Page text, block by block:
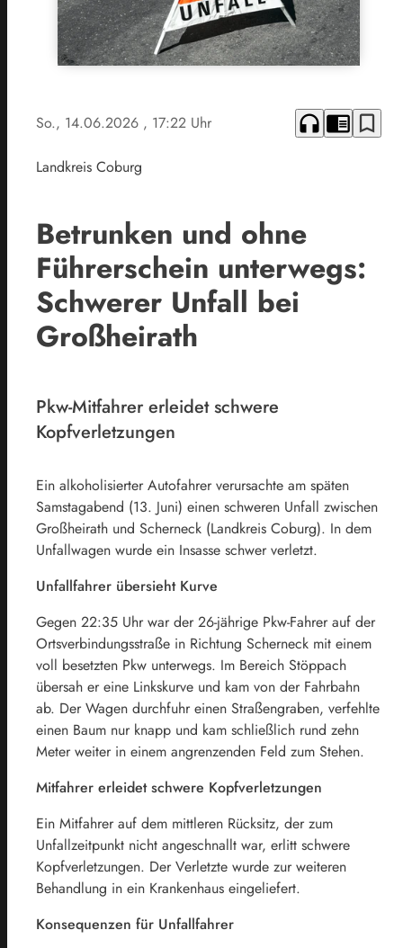
So., 14.06.2026 , 17:22 Uhr headphones chrome_reader_mode bookmark_border
Landkreis Coburg
Betrunken und ohne
Führerschein unterwegs:
Schwerer Unfall bei
Großheirath
Pkw-Mitfahrer erleidet schwere
Kopfverletzungen
Ein alkoholisierter Autofahrer verursachte am späten
Samstagabend (13. Juni) einen schweren Unfall zwischen
Großheirath und Scherneck (Landkreis Coburg). In dem
Unfallwagen wurde ein Insasse schwer verletzt.
Unfallfahrer übersieht Kurve
Gegen 22:35 Uhr war der 26-jährige Pkw-Fahrer auf der
Ortsverbindungsstraße in Richtung Scherneck mit einem
voll besetzten Pkw unterwegs. Im Bereich Stöppach
übersah er eine Linkskurve und kam von der Fahrbahn
ab. Der Wagen durchfuhr einen Straßengraben, verfehlte
einen Baum nur knapp und kam schließlich rund zehn
Meter weiter in einem angrenzenden Feld zum Stehen.
Mitfahrer erleidet schwere Kopfverletzungen
Ein Mitfahrer auf dem mittleren Rücksitz, der zum
Unfallzeitpunkt nicht angeschnallt war, erlitt schwere
Kopfverletzungen. Der Verletzte wurde zur weiteren
Behandlung in ein Krankenhaus eingeliefert.
Konsequenzen für Unfallfahrer